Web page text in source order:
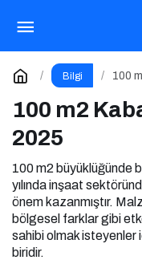
Bilgi 100
100 m2
2025
100 m2 büyüklüğünde
yılında inşaat
önem kazanmıştır.
bölgesel farklar gibi
sahibi olmak isteyenler
biridir.
TOGG
Yorum Yap